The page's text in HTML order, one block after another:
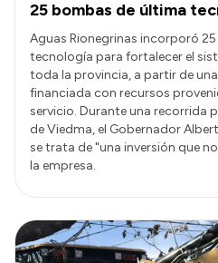
25 bombas de última
Aguas Rionegrinas incorporó
tecnología para fortalecer el
toda la provincia, a partir de
financiada con recursos
servicio. Durante una recorrida
de Viedma, el Gobernador
se trata de "una inversión que
la empresa.